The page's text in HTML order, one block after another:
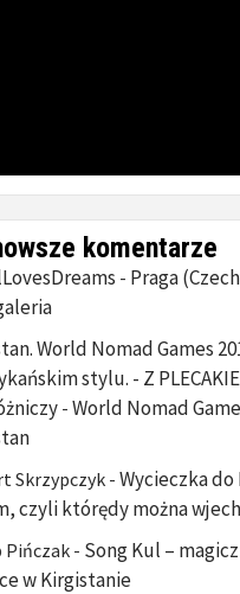
komentarze
- Praga
World Nomad Games
stylu. - Z
- World Nomad
Skrzypczyk- Wycieczka do
czyli którędy można
Pińczak - Song Kul –
w Kirgistanie